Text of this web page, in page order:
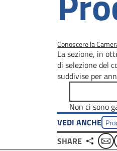
Briciole
Conoscere la
La sezione, in
di selezione del
suddivise per
Non ci sono
VEDI ANCHE
SHARE Email